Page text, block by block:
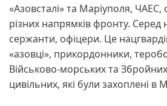
«Азовсталі» та Маріуполя, ЧАЕС,
різних напрямків фронту. Серед
сержанти, офіцери. Це
«азовці», прикордонники,
Військово-морських та
цивільних, які були захоплені в